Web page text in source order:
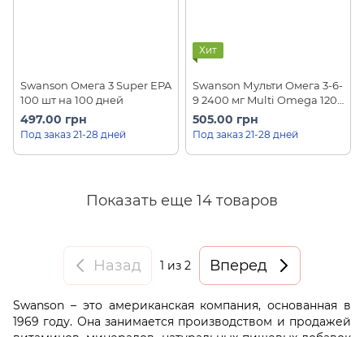
Swanson Омега 3 Super EPA
100 шт на 100 дней
497.00 грн
Под заказ 21-28 дней
Хит
Swanson Мульти Омега 3-6-
9 2400 мг Multi Omega 120
шт на 60 дней
505.00 грн
Под заказ 21-28 дней
Показать еще 14 товаров
Назад 1 из 2 Вперед
Swanson – это американская компания, основанная в
1969 году. Она занимается производством и продажей